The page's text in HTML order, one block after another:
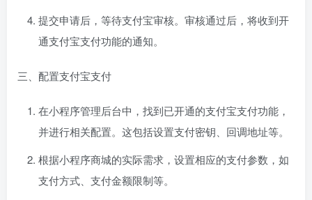
提交申请后，等待支付宝审核。审核通过后，将收到开
通支付宝支付功能的通知。
三、配置支付宝支付
在小程序管理后台中，找到已开通的支付宝支付功能，
并进行相关配置。这包括设置支付密钥、回调地址等。
根据小程序商城的实际需求，设置相应的支付参数，如
支付方式、支付金额限制等。